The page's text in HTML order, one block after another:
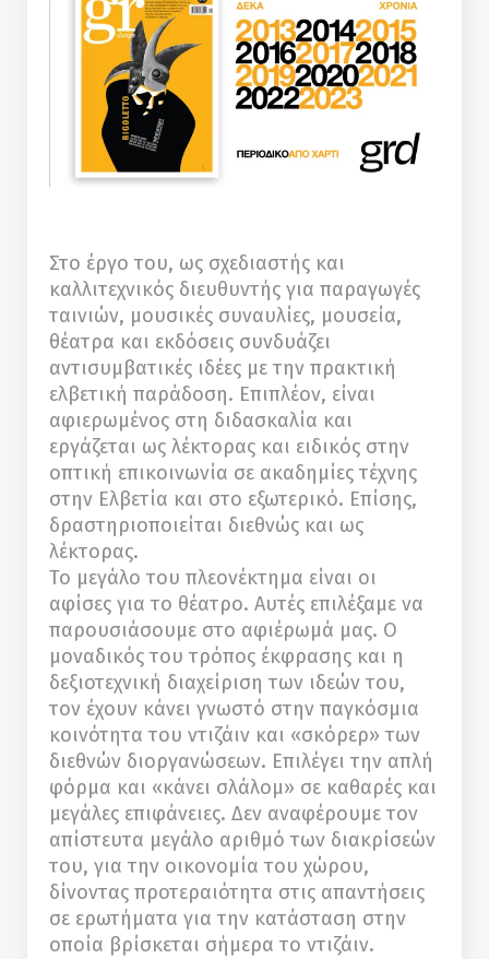
Στο έργο του, ως σχεδιαστής και
καλλιτεχνικός διευθυντής για παραγωγές
ταινιών, μουσικές συναυλίες, μουσεία,
θέατρα και εκδόσεις συνδυάζει
αντισυμβατικές ιδέες με την πρακτική
ελβετική παράδοση. Επιπλέον, είναι
αφιερωμένος στη διδασκαλία και
εργάζεται ως λέκτορας και ειδικός στην
οπτική επικοινωνία σε ακαδημίες τέχνης
στην Ελβετία και στο εξωτερικό. Επίσης,
δραστηριοποιείται διεθνώς και ως
λέκτορας.
Το μεγάλο του πλεονέκτημα είναι οι
αφίσες για το θέατρο. Αυτές επιλέξαμε να
παρουσιάσουμε στο αφιέρωμά μας. Ο
μοναδικός του τρόπος έκφρασης και η
δεξιοτεχνική διαχείριση των ιδεών του,
τον έχουν κάνει γνωστό στην παγκόσμια
κοινότητα του ντιζάιν και «σκόρερ» των
διεθνών διοργανώσεων. Επιλέγει την απλή
φόρμα και «κάνει σλάλομ» σε καθαρές και
μεγάλες επιφάνειες. Δεν αναφέρουμε τον
απίστευτα μεγάλο αριθμό των διακρίσεών
του, για την οικονομία του χώρου,
δίνοντας προτεραιότητα στις απαντήσεις
σε ερωτήματα για την κατάσταση στην
οποία βρίσκεται σήμερα το ντιζάιν.